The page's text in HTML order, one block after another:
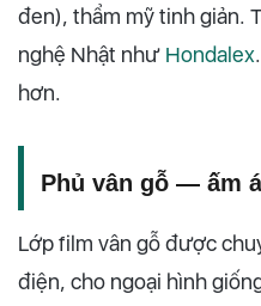
đen), thẩm mỹ tinh giản.
nghệ Nhật như Hondalex
hơn.
Phủ vân gỗ — ấm
Lớp film vân gỗ được
điện, cho ngoại hình